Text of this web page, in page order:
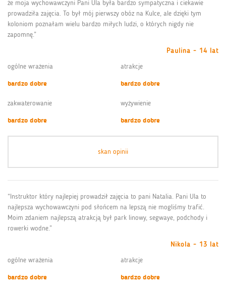
że moja wychowawczyni Pani Ula była bardzo sympatyczna i ciekawie
prowadziła zajęcia. To był mój pierwszy obóz na Kulce, ale dzięki tym
koloniom poznałam wielu bardzo miłych ludzi, o których nigdy nie
zapomnę.”
Paulina - 14 lat
ogólne wrażenia
bardzo dobre
atrakcje
bardzo dobre
zakwaterowanie
bardzo dobre
wyżywienie
bardzo dobre
skan opinii
“Instruktor który najlepiej prowadził zajęcia to pani Natalia. Pani Ula to
najlepsza wychowawczyni pod słońcem na lepszą nie mogliśmy trafić.
Moim zdaniem najlepszą atrakcją był park linowy, segwaye, podchody i
rowerki wodne.”
Nikola - 13 lat
ogólne wrażenia
bardzo dobre
atrakcje
bardzo dobre